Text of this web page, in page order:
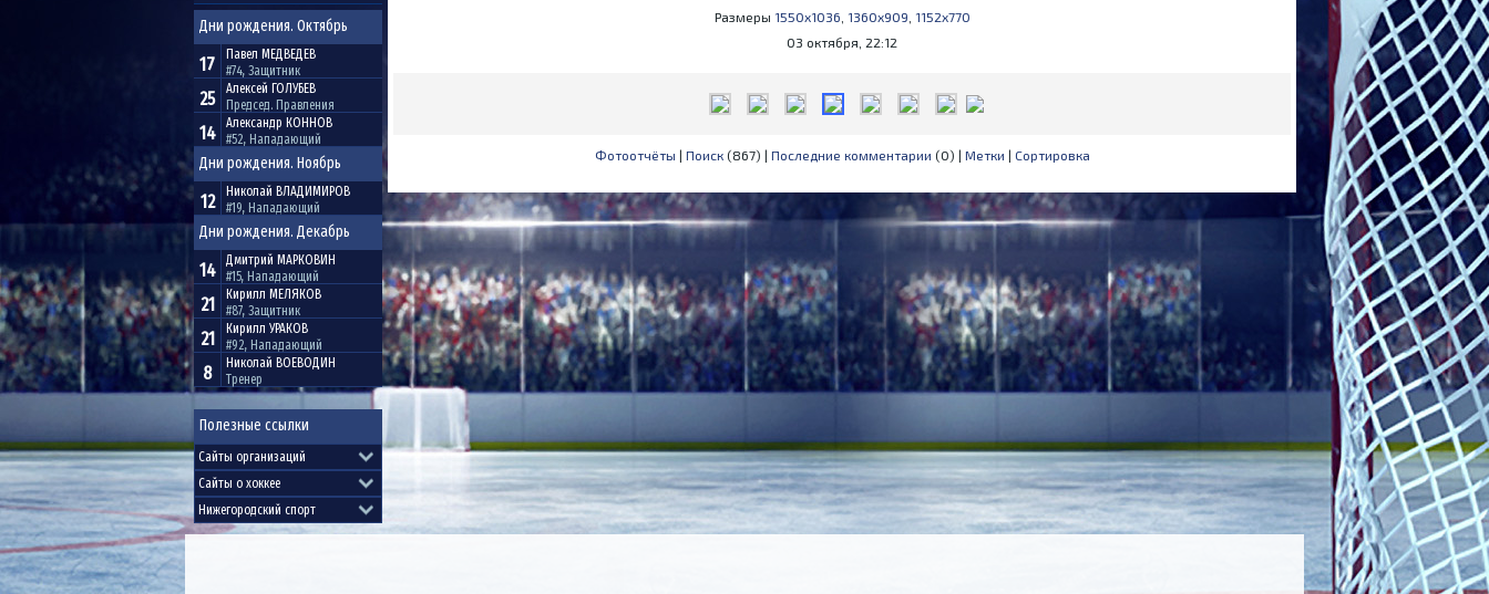
Дни рождения. Октябрь
17 Павел МЕДВЕДЕВ
#74, Защитник
25 Алексей ГОЛУБЕВ
Председ. Правления
14 Александр КОННОВ
#52, Нападающий
Дни рождения. Ноябрь
12 Николай ВЛАДИМИРОВ
#19, Нападающий
Дни рождения. Декабрь
14 Дмитрий МАРКОВИН
#15, Нападающий
21 Кирилл МЕЛЯКОВ
#87, Защитник
21 Кирилл УРАКОВ
#92, Нападающий
8 Николай ВОЕВОДИН
Тренер
Полезные ссылки
Размеры 1550x1036 1360x909 1152x770
03 октября, 22:12
Фотоотчёты | Поиск(867) | Последние комментарии (0) | Метки | Сортировка